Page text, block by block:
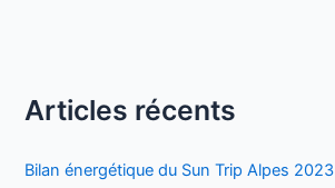
Articles récents
Bilan énergétique du Sun Trip Alpes 2023